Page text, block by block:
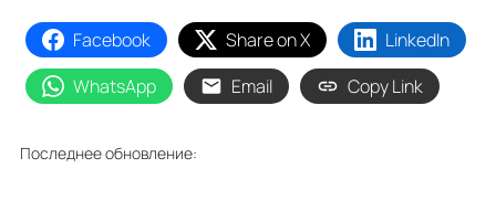
Facebook Share on X
LinkedIn
WhatsApp
Email Copy Link
Последнее обновление: